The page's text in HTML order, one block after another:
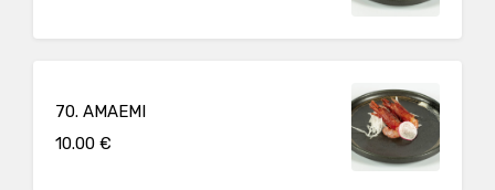
70. AMAEMI
10.00 €